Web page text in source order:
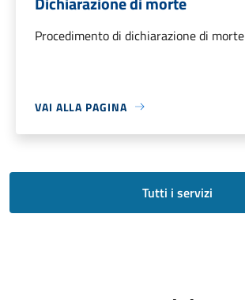
Procedimento di dichiarazione di morte
VAI ALLA PAGINA
Tutti i servizi